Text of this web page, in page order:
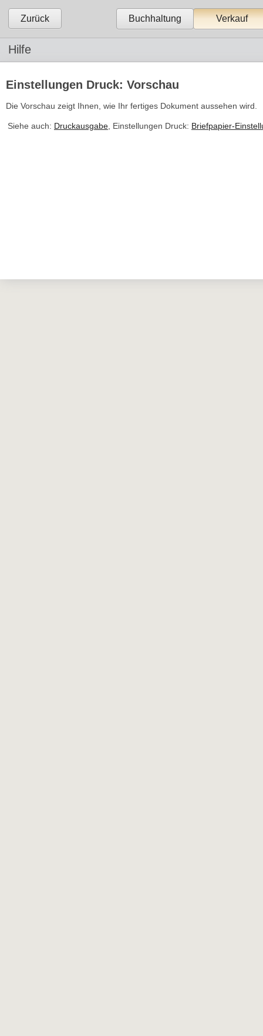
Zurück Buchhaltung Verkauf
Hilfe
Einstellungen Druck: Vorschau
Die Vorschau zeigt Ihnen, wie Ihr fertiges Dokument aussehen wird.
Siehe auch: Druckausgabe , Einstellungen Druck: Briefpapier-